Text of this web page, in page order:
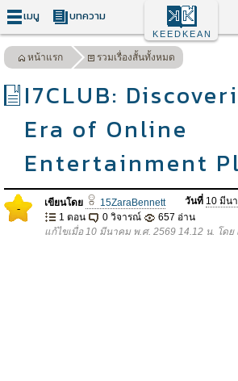
เมนู บทความ
KEEDKEAN
หน้าแรก รวมเรื่องสั้นทั้งหมด
I7CLUB:
Era of Online
Entertainment
- เขียนโดย 15ZaraBennett วันที่ 10 มีน
1 ตอน
0 วิจารณ์
657 อ่าน
แก้ไขเมื่อ 10 มีนาคม พ.ศ. 2569 14.12 น. โดย